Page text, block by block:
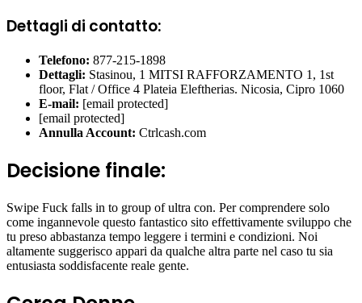
Dettagli di contatto:
Telefono: 877-215-1898
Dettagli: Stasinou, 1 MITSI RAFFORZAMENTO 1, 1st
floor, Flat / Office 4 Plateia Eleftherias. Nicosia, Cipro 1060
E-mail: [email protected]
[email protected]
Annulla Account: Ctrlcash.com
Decisione finale:
Swipe Fuck falls in to group of ultra con. Per comprendere solo
come ingannevole questo fantastico sito effettivamente sviluppo che
tu preso abbastanza tempo leggere i termini e condizioni. Noi
altamente suggerisco appari da qualche altra parte nel caso tu sia
entusiasta soddisfacente reale gente.